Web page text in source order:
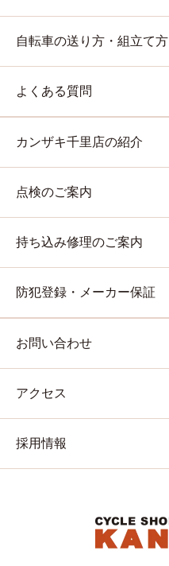
自転車の送り方・組立て方
よくある質問
カンザキ千里店の紹介
点検のご案内
持ち込み修理のご案内
防犯登録・メーカー保証
お問い合わせ
アクセス
採用情報